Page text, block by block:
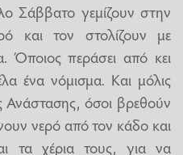
Σάββατο γεμίζουν στην
και τον στολίζουν με
Όποιος περάσει από κει
ένα νόμισμα. Και μόλις
Ανάστασης, όσοι βρεθούν
νερό από τον κάδο και
τα χέρια τους, για να